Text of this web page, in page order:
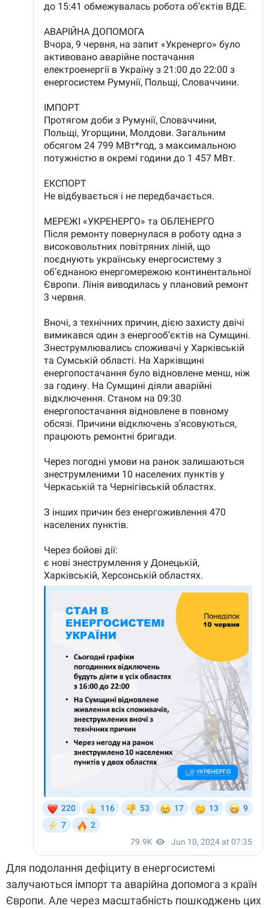
Для подолання дефіциту в енергосистемі
залучаються імпорт та аварійна допомога з країн
Європи. Але через масштабність пошкоджень цих